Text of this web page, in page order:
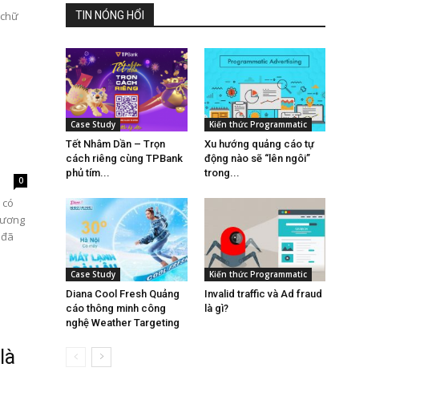
0
TIN NÓNG HỔI
Case Study
Tết Nhâm Dần – Trọn
cách riêng cùng TPBank
phủ tím...
Kiến thức Programmatic
Xu hướng quảng cáo tự
động nào sẽ “lên ngôi”
trong...
Case Study
Diana Cool Fresh Quảng
cáo thông minh công
nghệ Weather Targeting
Kiến thức Programmatic
Invalid traffic và Ad fraud
là gì?